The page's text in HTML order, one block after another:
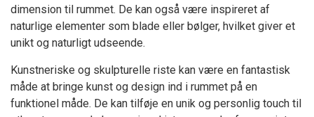
dimension til rummet. De kan også være inspireret af
naturlige elementer som blade eller bølger, hvilket giver et
unikt og naturligt udseende.
Kunstneriske og skulpturelle riste kan være en fantastisk
måde at bringe kunst og design ind i rummet på en
funktionel måde. De kan tilføje en unik og personlig touch til